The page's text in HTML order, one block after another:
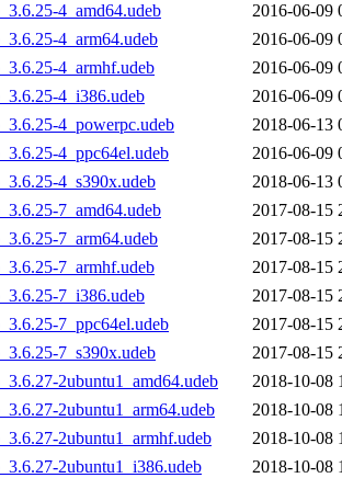
4_amd64.udeb
2016-06-09
4_arm64.udeb
2016-06-09
4_armhf.udeb
2016-06-09
4_i386.udeb
2016-06-09
4_powerpc.udeb
2018-06-13
4_ppc64el.udeb
2016-06-09
4_s390x.udeb
2018-06-13
7_amd64.udeb
2017-08-15
7_arm64.udeb
2017-08-15
7_armhf.udeb
2017-08-15
7_i386.udeb
2017-08-15
7_ppc64el.udeb
2017-08-15
7_s390x.udeb
2017-08-15
2ubuntu1_amd64.udeb
2018-10-08
2ubuntu1_arm64.udeb
2018-10-08
2ubuntu1_armhf.udeb
2018-10-08
2ubuntu1_i386.udeb
2018-10-08